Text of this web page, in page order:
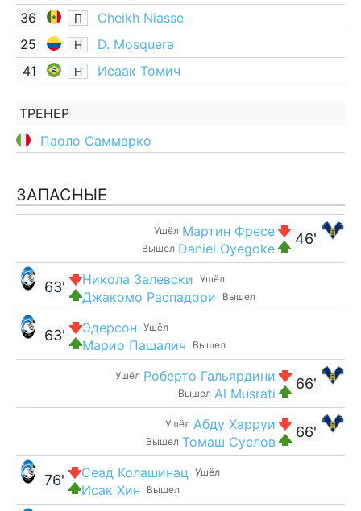
36
П
Cheikh Niasse
25
Н
D. Mosquera
41
Н Исаак Томич
ТРЕНЕР
Паоло Саммарко
ЗАПАСНЫЕ
46'
Ушёл Мартин Фресе
Вышел Daniel Oyegoke
Ушёл
Никола Залевски
Вышел
Джакомо Распадори
63'
Ушёл
Эдерсон
Вышел
Марио Пашалич
63'
66'
Ушёл Роберто Гальярдини
Вышел Al Musrati
66'
Ушёл Абду Харруи
Вышел Томаш Суслов
Ушёл
Сеад Колашинац
Вышел
Исак Хин
76'